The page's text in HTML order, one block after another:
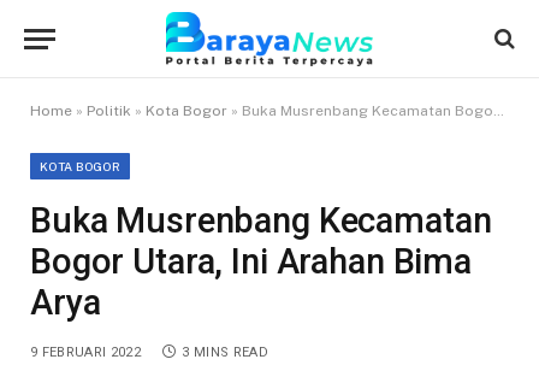
Home » Politik » Kota Bogor » Buka Musrenbang Kecamatan Bogor Utara, Ini Arahan Bima Arya
KOTA BOGOR
Buka Musrenbang Kecamatan
Bogor Utara, Ini Arahan Bima
Arya
9 FEBRUARI 2022 3 MINS READ